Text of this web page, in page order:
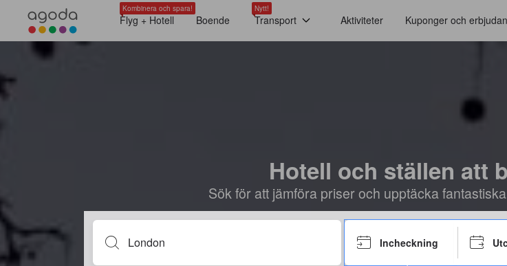
Kombinera och spara!
Flyg + Hotell Boende
Nytt!
Transport Aktiviteter Kuponger och
Hotell och ställen att
Sök för att jämföra priser och upptäcka
Incheckning